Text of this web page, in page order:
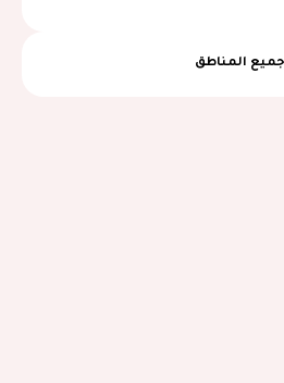
جميع المناطق